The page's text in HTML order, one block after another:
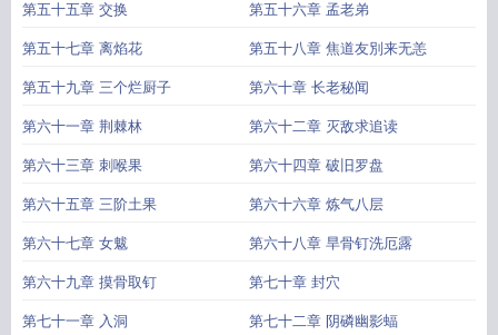
第五十五章 交换 第五十六章 孟老弟
第五十七章 离焰花 第五十八章 焦道友別来无恙
第五十九章 三个烂厨子 第六十章 长老秘闻
第六十一章 荆棘林 第六十二章 灭敌求追读
第六十三章 刺喉果 第六十四章 破旧罗盘
第六十五章 三阶土果 第六十六章 炼气八层
第六十七章 女魃 第六十八章 旱骨钉洗厄露
第六十九章 摸骨取钉 第七十章 封穴
第七十一章 入洞 第七十二章 阴磷幽影蝠